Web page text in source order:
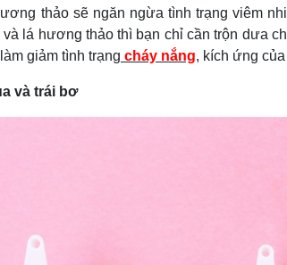
thảo sẽ ngăn ngừa tình trạng viêm
và lá hương thảo thì bạn chỉ cần trộn dưa
giảm tình trạng cháy nắng, kích ứng của
và trái bơ